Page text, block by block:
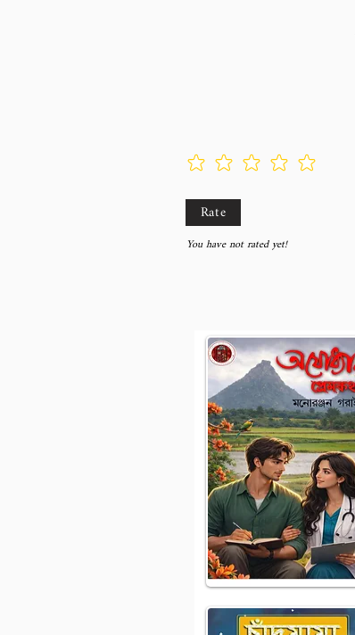
Rate
You have not rated yet!